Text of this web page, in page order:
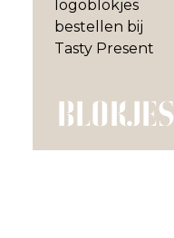
BLOKJES